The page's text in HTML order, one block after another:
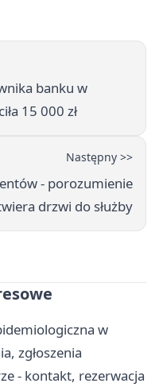
banku w
15 000 zł
Następny >>
- porozumienie
drzwi do służby
w
zgłoszenia
- kontakt, rezerwacja